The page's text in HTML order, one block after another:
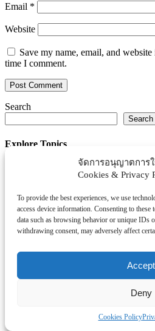
จัดการอนุญาตการ
Cookies & Privacy
To provide the best experiences, we use
access device information. Consenting to
data such as browsing behavior or unique IDs
withdrawing consent, may adversely affect
Accept
Deny
Cookies Policy
Email *
Website
Save my name, email, and
time I comment.
Search
Search
Explore Topics
Thaiworldtoday
Uncategorized
ธุรกิจ/ประกัน/การเงิน
บันเทิง/กีฬา
ภาครัฐ/ราชการ
ยานยนต์
โรงแรม/ท่องเที่ยว/อาหาร
Tag Clouds